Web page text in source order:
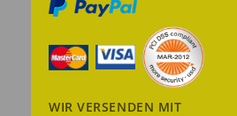
WIR VERSENDEN MIT